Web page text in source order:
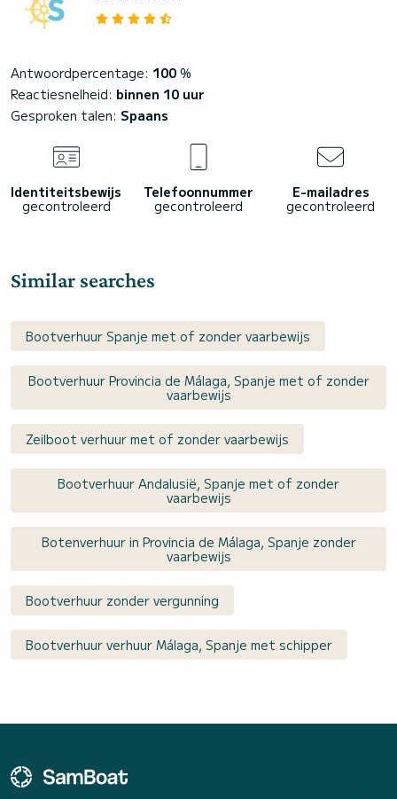
Antwoordpercentage: 100 %
Reactiesnelheid: binnen 10 uur
Gesproken talen: Spaans
Identiteitsbewijs
gecontroleerd
Telefoonnummer
gecontroleerd
E-mailadres
gecontroleerd
Similar searches
Bootverhuur Spanje met of zonder vaarbewijs
Bootverhuur Provincia de Málaga, Spanje met of zonder
vaarbewijs
Zeilboot verhuur met of zonder vaarbewijs
Bootverhuur Andalusië, Spanje met of zonder
vaarbewijs
Botenverhuur in Provincia de Málaga, Spanje zonder
vaarbewijs
Bootverhuur zonder vergunning
Bootverhuur verhuur Málaga, Spanje met schipper